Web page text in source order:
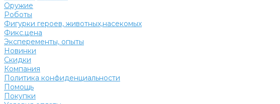
Оружие
Роботы
Фигурки героев, животных,насекомых
Фикс.цена
Эксперементы, опыты
Новинки
Скидки
Компания
Политика конфиденциальности
Помощь
Покупки